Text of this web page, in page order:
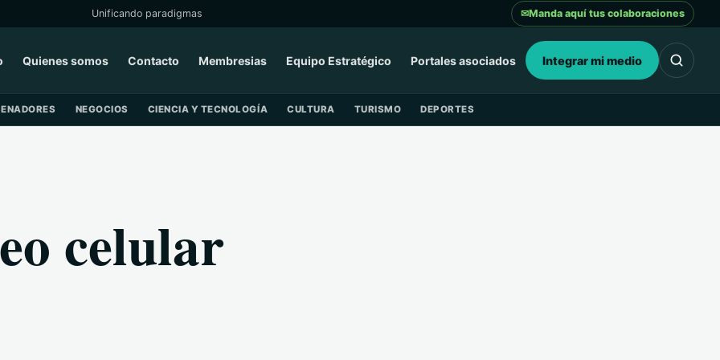
Unificando paradigmas ✉Manda aquí tus colaboraciones
Quienes somos Contacto Membresias Equipo Estratégico Portales asociados Integrar mi medio
NEGOCIOS CIENCIA Y TECNOLOGÍA CULTURA TURISMO DEPORTES
celular